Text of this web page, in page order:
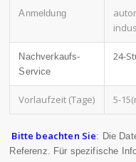
Anmeldung
Nachverkaufs-
Service
24-
Vorlaufzeit (Tage) 5-
Bitte beachten Sie: Die
Referenz. Für spezifische